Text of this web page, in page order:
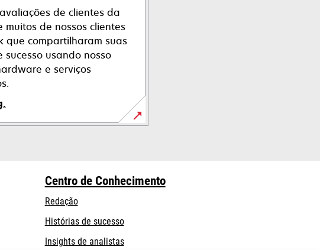
de clientes da
muitos de nossos clientes
que compartilharam suas
sucesso usando nosso
e serviços
Centro de Conhecimento
Redação
Histórias de sucesso
Insights de analistas